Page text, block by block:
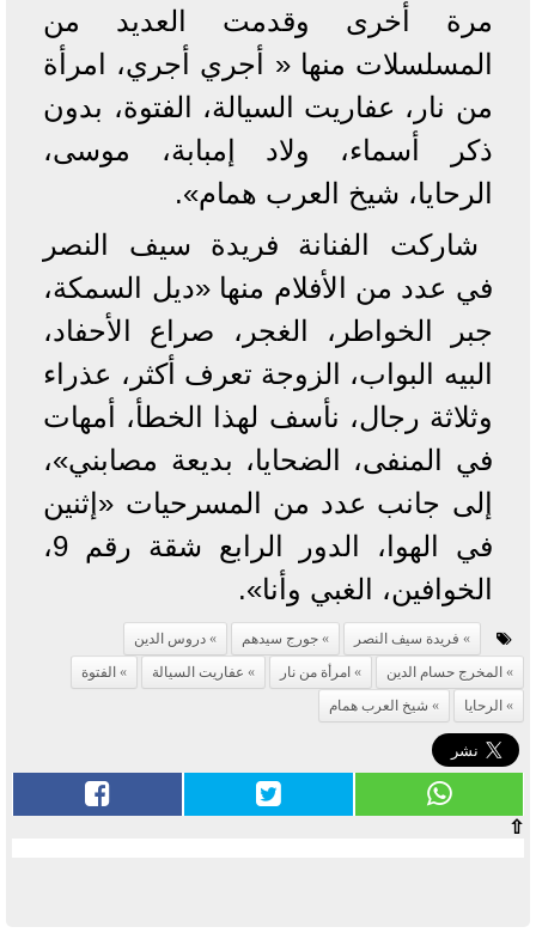
مرة أخرى وقدمت العديد من
المسلسلات منها « أجري أجري، امرأة
من نار، عفاريت السيالة، الفتوة، بدون
ذكر أسماء، ولاد إمبابة، موسى،
الرحايا، شيخ العرب همام».
شاركت الفنانة فريدة سيف النصر
في عدد من الأفلام منها «ديل السمكة،
جبر الخواطر، الغجر، صراع الأحفاد،
البيه البواب، الزوجة تعرف أكثر، عذراء
وثلاثة رجال، نأسف لهذا الخطأ، أمهات
في المنفى، الضحايا، بديعة مصابني»،
إلى جانب عدد من المسرحيات «إثنين
في الهوا، الدور الرابع شقة رقم 9،
الخوافين، الغبي وأنا».
فريدة سيف النصر جورج سيدهم
دروس الدين
المخرج حسام الدين
امرأة من نار عفاريت السيالة
الفتوة
الرحايا
شيخ العرب همام
⇧